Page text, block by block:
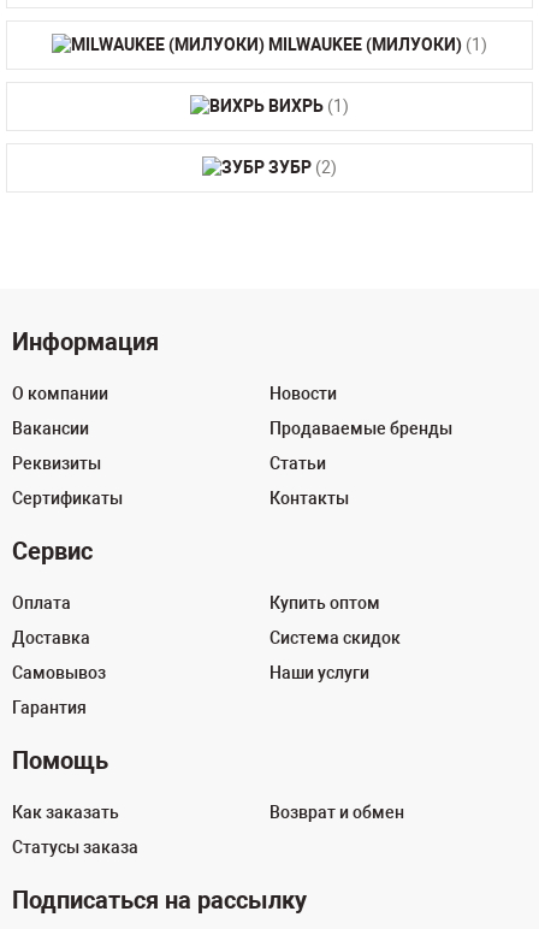
MILWAUKEE (МИЛУОКИ) (1)
ВИХРЬ (1)
ЗУБР (2)
Информация
О компании
Вакансии
Реквизиты
Сертификаты
Новости
Продаваемые бренды
Статьи
Контакты
Сервис
Оплата
Доставка
Самовывоз
Гарантия
Купить оптом
Система скидок
Наши услуги
Помощь
Как заказать
Статусы заказа
Возврат и обмен
Подписаться на рассылку